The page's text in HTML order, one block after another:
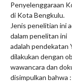
Penyelenggaraan
di Kota Bengkulu.
Jenis penelitian ini
dalam penelitan ini
adalah pendekatan
dilakukan dengan
wawancara dan
disimpulkan bahwa :